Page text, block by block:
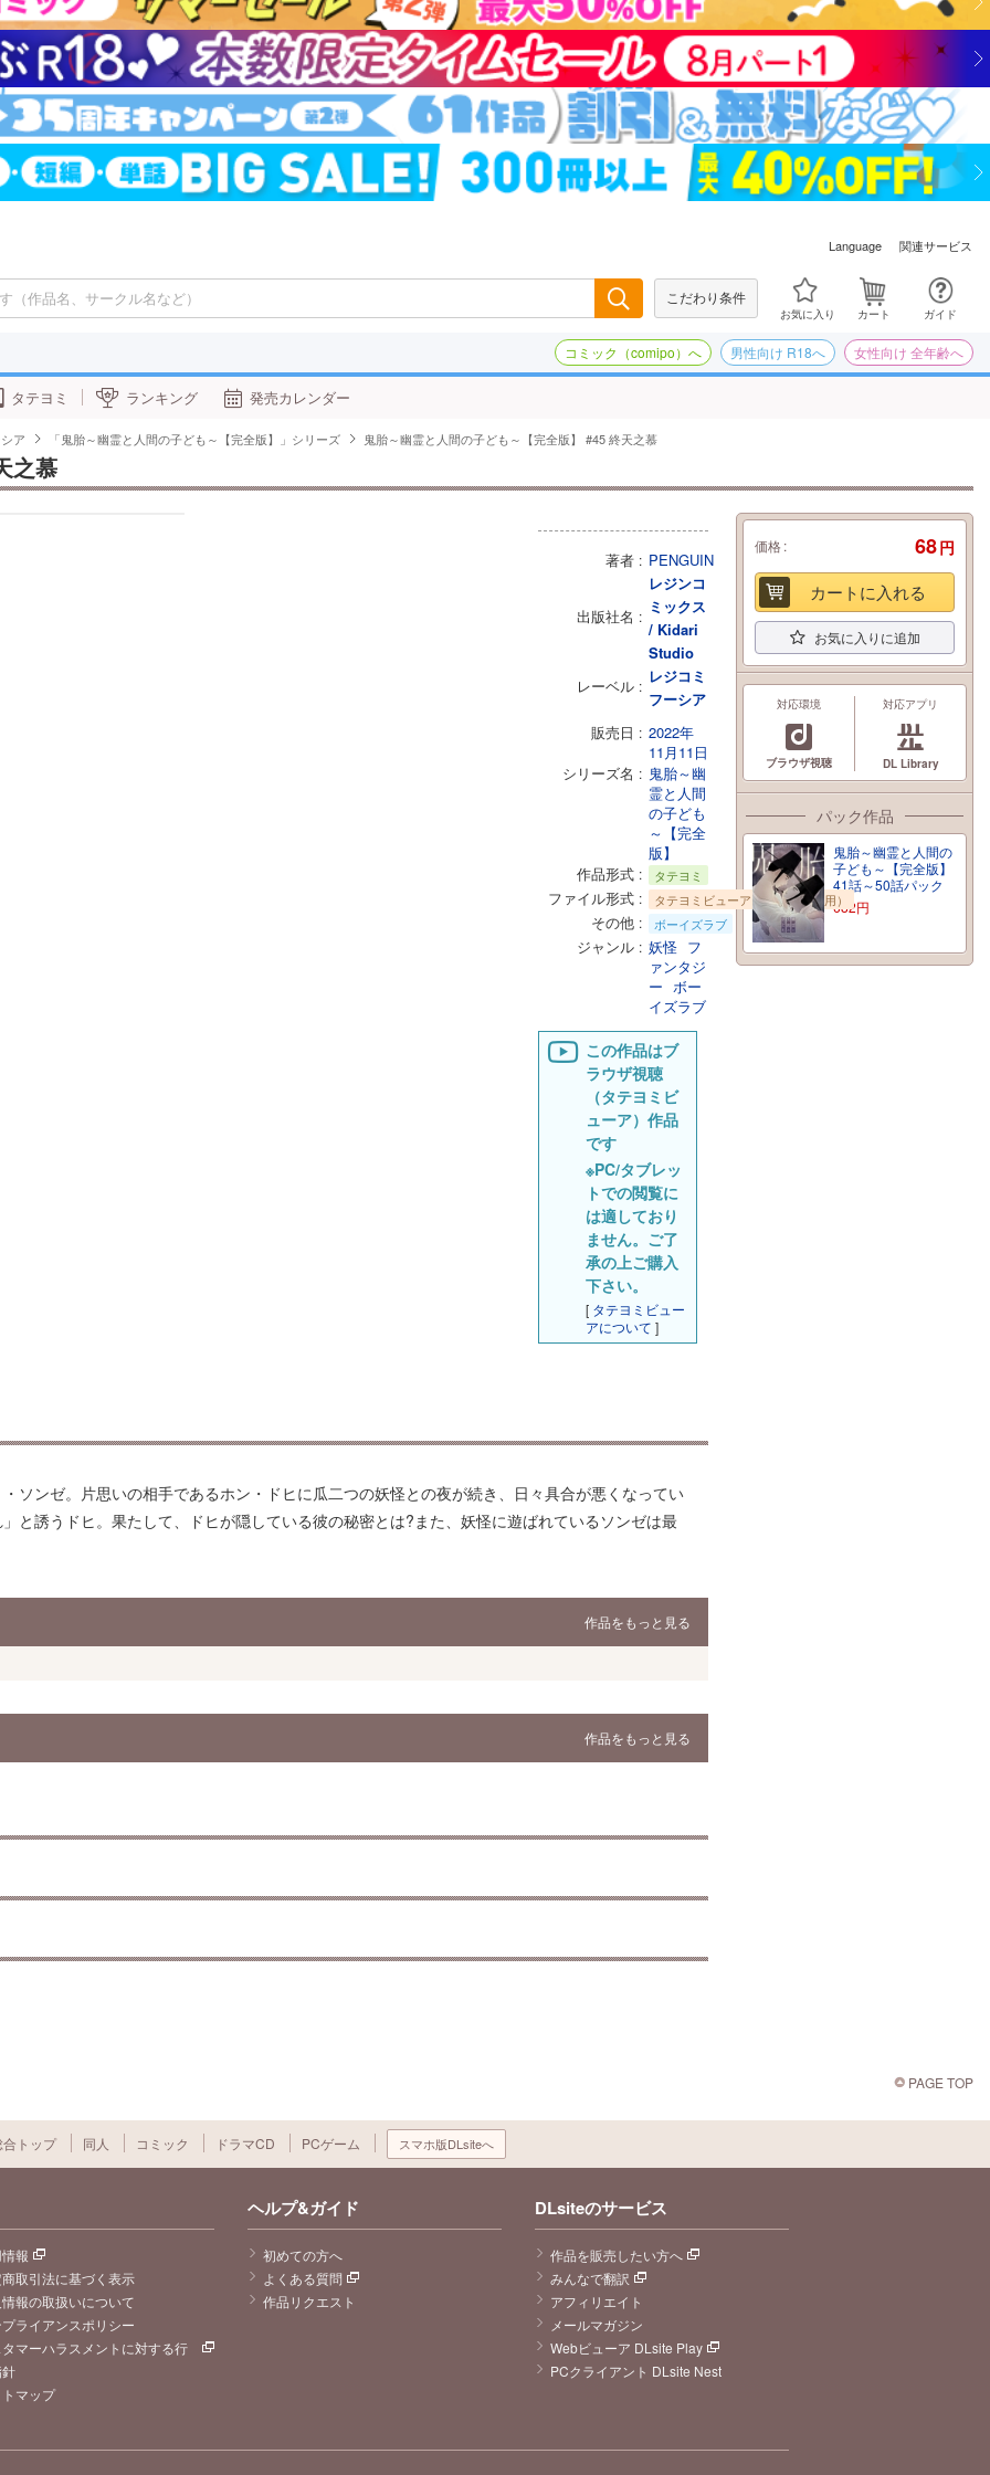
Language 関連サービス
こだわり条件
お気に入り カート ガイド
コミック（comipo）へ 男性向け R18へ 女性向け 全年齢へ
タテヨミ ランキング 発売カレンダー
ア 「鬼胎～幽霊と人間の子ども～【完全版】」シリーズ 鬼胎～幽霊と人間の子ども～【完全版】 #45 終天之慕
之慕
著者 PENGUIN
出版社名
レジンコ
ミックス
/ Kidari
Studio
レーベル
レジコミ
フーシア
販売日
2022年
11月11日
シリーズ名
鬼胎～幽
霊と人間
の子ども
～【完全
版】
作品形式
タテヨミ
ファイル形式 タテヨミビューア（ブラウザ専用）
その他 ボーイズラブ
ジャンル 妖怪 フ
ァンタジ
ー ボー
イズラブ
この作品はブ
ラウザ視聴
（タテヨミビ
ューア）作品
です
※PC/タブレッ
トでの閲覧に
は適しており
ません。ご了
承の上ご購入
下さい。
[ タテヨミビュー
アについて ]
ソンゼ。片思いの相手であるホン・ドヒに瓜二つの妖怪との夜が続き、日々具合が悪くなってい
誘うドヒ。果たして、ドヒが隠している彼の秘密とは?また、妖怪に遊ばれているソンゼは最
作品をもっと見る
作品をもっと見る
価格 68円
カートに入れる
お気に入りに追加
対応環境
ブラウザ視聴
対応アプリ
DL Library
パック作品
鬼胎～幽霊と人間の
子ども～【完全版】
41話～50話パック
682円
PAGE TOP
トップ 同人 コミック ドラマCD PCゲーム スマホ版DLsiteへ
報
取引法に基づく表示
報の取扱いについて
ライアンスポリシー
マーハラスメントに対する行
マップ
ヘルプ&ガイド
初めての方へ
よくある質問
作品リクエスト
DLsiteのサービス
作品を販売したい方へ
みんなで翻訳
アフィリエイト
メールマガジン
Webビューア DLsite Play
PCクライアント DLsite Nest